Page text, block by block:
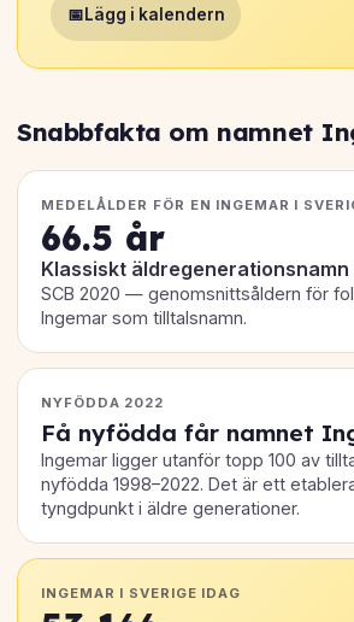
📅Lägg i kalendern
Snabbfakta om namnet
MEDELÅLDER FÖR EN INGEMAR I
66.5 år
Klassiskt äldregenerationsnamn
SCB 2020 — genomsnittsåldern för
Ingemar som tilltalsnamn.
NYFÖDDA 2022
Få nyfödda får namnet
Ingemar ligger utanför topp 100 av
nyfödda 1998–2022. Det är ett
tyngdpunkt i äldre generationer.
INGEMAR I SVERIGE IDAG